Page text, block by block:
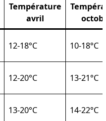
Température
avril
12-18°C 10-18°C
12-20°C 13-21°C
13-20°C 14-22°C